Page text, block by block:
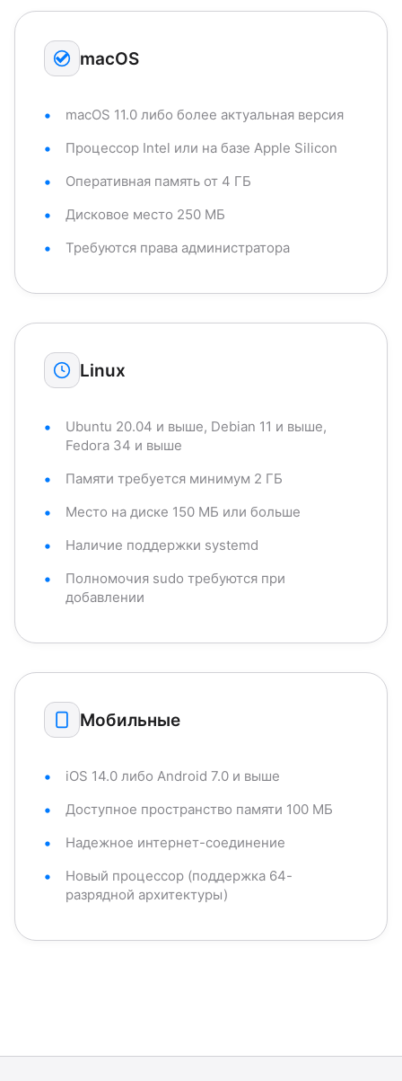
macOS
macOS 11.0 либо более актуальная версия
Процессор Intel или на базе Apple Silicon
Оперативная память от 4 ГБ
Дисковое место 250 МБ
Требуются права администратора
Linux
Ubuntu 20.04 и выше, Debian 11 и выше,
Fedora 34 и выше
Памяти требуется минимум 2 ГБ
Место на диске 150 МБ или больше
Наличие поддержки systemd
Полномочия sudo требуются при
добавлении
Мобильные
iOS 14.0 либо Android 7.0 и выше
Доступное пространство памяти 100 МБ
Надежное интернет-соединение
Новый процессор (поддержка 64-
разрядной архитектуры)